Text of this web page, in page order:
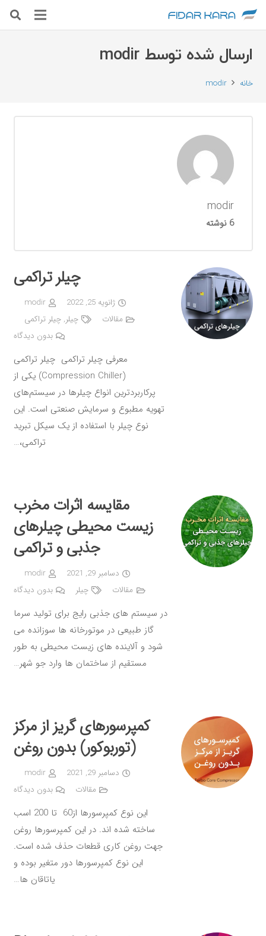
ارسال شده توسط modir
خانه modir
modir
6 نوشته
چیلر تراکمی
ژانویه 25, 2022
modir
مقالات
چیلر,چیلر تراکمی
بدون دیدگاه
معرفی چیلر تراکمی چیلر تراکمی
(Compression Chiller) یکی از
پرکاربردترین انواع چیلرها در سیستم‌های
تهویه مطبوع و سرمایش صنعتی است. این
نوع چیلر با استفاده از یک سیکل تبرید
تراکمی،…
مقایسه اثرات مخرب
زیست محیطی چیلرهای
جذبی و تراکمی
دسامبر 29, 2021
modir
مقالات
چیلر بدون دیدگاه
در سیستم های جذبی رایج برای تولید سرما
گاز طبیعی در موتورخانه ها سوزانده می
شود و آلاینده های زیست محیطی به طور
مستقیم از ساختمان ها وارد جو شهر…
کمپرسورهای گریز از مرکز
(توربوکور) بدون روغن
دسامبر 29, 2021
modir
مقالات
بدون دیدگاه
این نوع کمپرسورها از60 تا 200 اسب
ساخته شده اند. در این کمپرسورها روغن
جهت روغن کاری قطعات حذف شده است.
این نوع کمپرسورها دور متغیر بوده و
یاتاقان ها…